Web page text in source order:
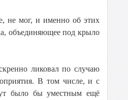
не мог, и именно об этих
объединяющее под крыло
ликовал по случаю
В том числе, и с
было бы уместным ещё